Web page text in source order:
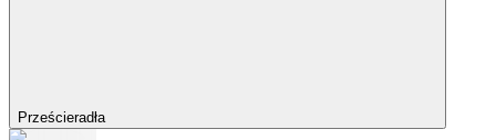
Prześcieradła